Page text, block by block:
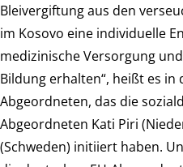
Bleivergiftung aus den
im Kosovo eine individuelle
medizinische Versorgung
Bildung erhalten“, heißt es in
Abgeordneten, das die
Abgeordneten Kati Piri
(Schweden) initiiert haben.